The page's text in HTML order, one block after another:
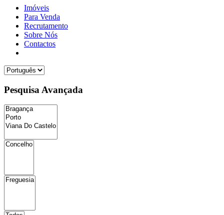
Imóveis
Para Venda
Recrutamento
Sobre Nós
Contactos
Pesquisa Avançada